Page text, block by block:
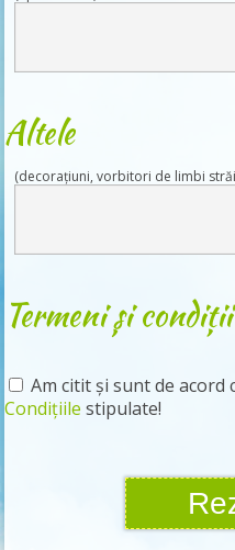
Altele
(decorațiuni, vorbitori de limbi
Termeni și condiții
Am citit și sunt de acord
Condițiile stipulate!